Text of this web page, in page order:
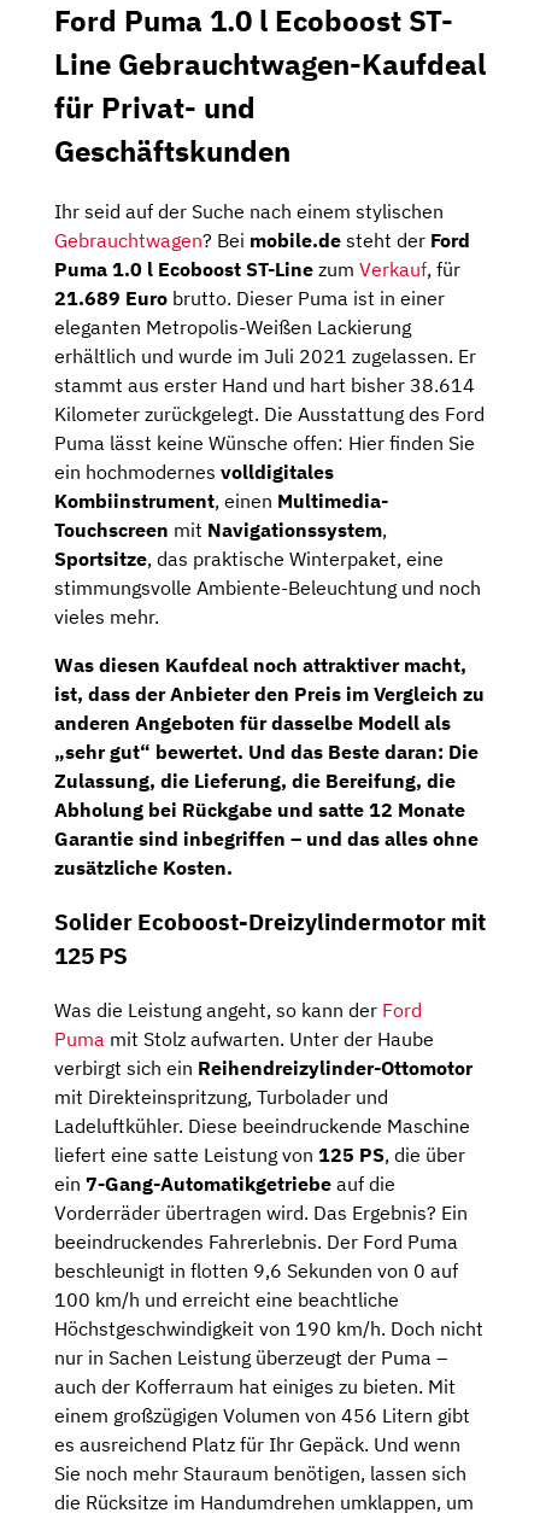
Ford Puma 1.0 l Ecoboost ST-
Line Gebrauchtwagen-Kaufdeal
für Privat- und
Geschäftskunden
Ihr seid auf der Suche nach einem stylischen
Gebrauchtwagen? Bei mobile.de steht der Ford
Puma 1.0 l Ecoboost ST-Line zum Verkauf, für
21.689 Euro brutto. Dieser Puma ist in einer
eleganten Metropolis-Weißen Lackierung
erhältlich und wurde im Juli 2021 zugelassen. Er
stammt aus erster Hand und hart bisher 38.614
Kilometer zurückgelegt. Die Ausstattung des Ford
Puma lässt keine Wünsche offen: Hier finden Sie
ein hochmodernes volldigitales
Kombiinstrument, einen Multimedia-
Touchscreen mit Navigationssystem,
Sportsitze, das praktische Winterpaket, eine
stimmungsvolle Ambiente-Beleuchtung und noch
vieles mehr.
Was diesen Kaufdeal noch attraktiver macht,
ist, dass der Anbieter den Preis im Vergleich zu
anderen Angeboten für dasselbe Modell als
„sehr gut“ bewertet. Und das Beste daran: Die
Zulassung, die Lieferung, die Bereifung, die
Abholung bei Rückgabe und satte 12 Monate
Garantie sind inbegriffen – und das alles ohne
zusätzliche Kosten.
Solider Ecoboost-Dreizylindermotor mit
125 PS
Was die Leistung angeht, so kann der Ford
Puma mit Stolz aufwarten. Unter der Haube
verbirgt sich ein Reihendreizylinder-Ottomotor
mit Direkteinspritzung, Turbolader und
Ladeluftkühler. Diese beeindruckende Maschine
liefert eine satte Leistung von 125 PS, die über
ein 7-Gang-Automatikgetriebe auf die
Vorderräder übertragen wird. Das Ergebnis? Ein
beeindruckendes Fahrerlebnis. Der Ford Puma
beschleunigt in flotten 9,6 Sekunden von 0 auf
100 km/h und erreicht eine beachtliche
Höchstgeschwindigkeit von 190 km/h. Doch nicht
nur in Sachen Leistung überzeugt der Puma –
auch der Kofferraum hat einiges zu bieten. Mit
einem großzügigen Volumen von 456 Litern gibt
es ausreichend Platz für Ihr Gepäck. Und wenn
Sie noch mehr Stauraum benötigen, lassen sich
die Rücksitze im Handumdrehen umklappen, um